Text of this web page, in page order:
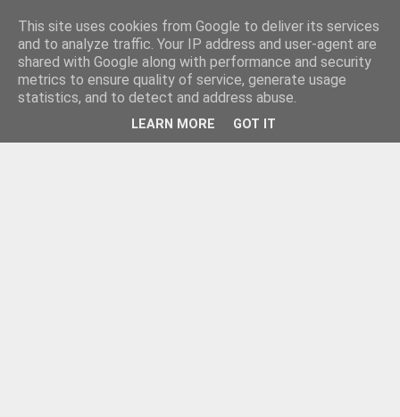
This site uses cookies from Google to deliver its services
and to analyze traffic. Your IP address and user-agent are
shared with Google along with performance and security
metrics to ensure quality of service, generate usage
statistics, and to detect and address abuse.
LEARN MORE GOT IT